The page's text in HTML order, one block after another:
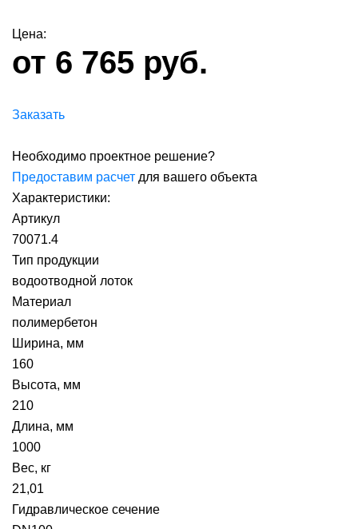
Цена:
от 6 765 руб.
Заказать
Необходимо проектное решение?
Предоставим расчет для вашего объекта
Характеристики:
Артикул
70071.4
Тип продукции
водоотводной лоток
Материал
полимербетон
Ширина, мм
160
Высота, мм
210
Длина, мм
1000
Вес, кг
21,01
Гидравлическое сечение